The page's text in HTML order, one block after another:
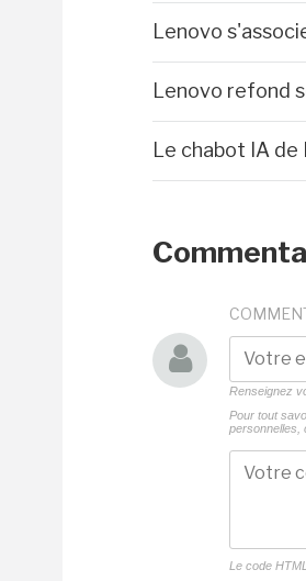
Lenovo
Lenovo refond
Le chabot IA
Renseignez
Pour tout
personnelles,
Le code